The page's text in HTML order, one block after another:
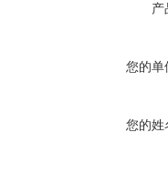
产
您的单
您的姓